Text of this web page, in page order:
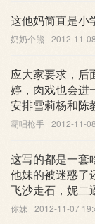
这他妈简直是
奶奶个熊 2012-11-
应大家要求，后
婷，肉戏也会进
安排雪莉杨和陈
霸唱枪手 2012-11-
这写的都是一套
他妹的被迷惑了
飞沙走石，妮二
你妹 2012-11-07